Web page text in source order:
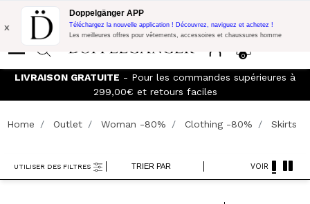
Promo Flash: 10% de réduction supplémentaire sur 300€ d'achat
avec le code:
0
x
Doppelgänger APP
Téléchargez la nouvelle application ! Découvrez, naviguez et achetez !
Les meilleures offres pour vêtements, accessoires et chaussures homme
LIVRAISON GRATUITE - Pour les commandes supérieures à
299,00€ et retours faciles
Home Outlet Woman -80% Clothing -80% Skirts
TRIER PAR
UTILISER DES FILTRES VOIR